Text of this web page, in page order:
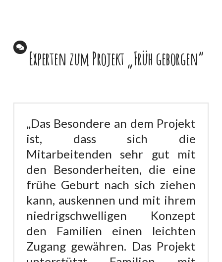
Experten zum Projekt „Früh geborgen“
„Das Besondere an dem Projekt
ist, dass sich die
Mitarbeitenden sehr gut mit
den Besonderheiten, die eine
frühe Geburt nach sich ziehen
kann, auskennen und mit ihrem
niedrigschwelligen Konzept
den Familien einen leichten
Zugang gewähren. Das Projekt